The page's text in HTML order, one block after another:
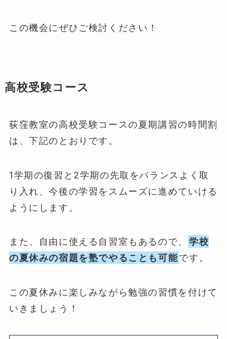
この機会にぜひご検討ください！
高校受験コース
荻窪教室の高校受験コースの夏期講習の時間割
は、下記のとおりです。
1学期の復習と2学期の先取をバランスよく取
り入れ、今後の学習をスムーズに進めていける
ようにします。
また、自由に使える自習室もあるので、 学校
の夏休みの宿題を塾でやることも可能です。
この夏休みに楽しみながら勉強の習慣を付けて
いきましょう！